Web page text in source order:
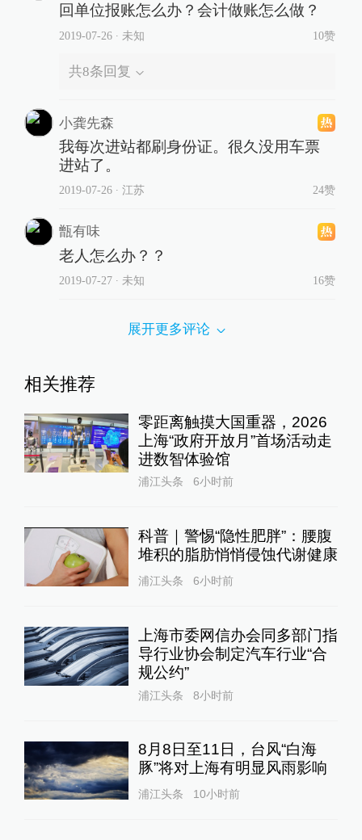
回单位报账怎么办？会计做账怎么做？
2019-07-26∙ 未知 10赞
共8条回复
小龚先森
我每次进站都刷身份证。很久没用车票
进站了。
2019-07-26∙ 江苏 24赞
甑有味
老人怎么办？？
2019-07-27∙ 未知 16赞
展开更多评论
相关推荐
零距离触摸大国重器，2026
上海“政府开放月”首场活动走
进数智体验馆
浦江头条 6小时前
科普｜警惕“隐性肥胖”：腰腹
堆积的脂肪悄悄侵蚀代谢健康
浦江头条 6小时前
上海市委网信办会同多部门指
导行业协会制定汽车行业“合
规公约”
浦江头条 8小时前
8月8日至11日，台风“白海
豚”将对上海有明显风雨影响
浦江头条 10小时前